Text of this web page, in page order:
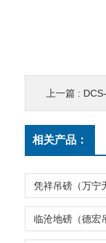
上一篇 :
相关产品：